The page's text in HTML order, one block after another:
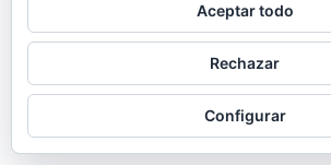
Aceptar todo
Rechazar
Configurar